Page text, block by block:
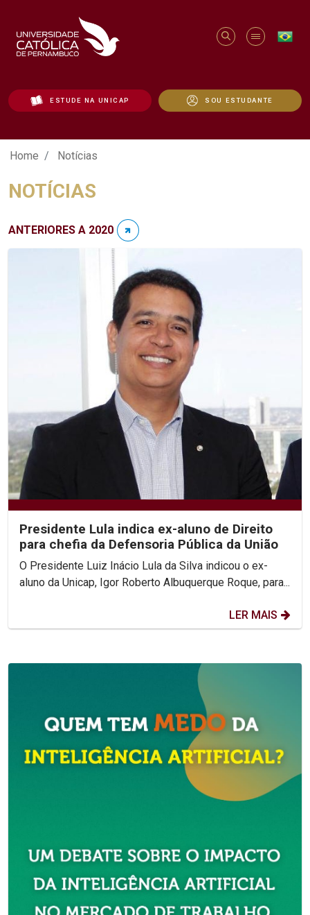
ESTUDE NA UNICAP SOU ESTUDANTE
Notícias - Unicap
Home Notícias
NOTÍCIAS
ANTERIORES A 2020
Presidente Lula indica ex-aluno de Direito
para chefia da Defensoria Pública da União
O Presidente Luiz Inácio Lula da Silva indicou o ex-
aluno da Unicap, Igor Roberto Albuquerque Roque, para...
LER MAIS